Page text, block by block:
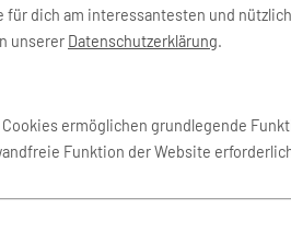
2026-25. Aug. 2026
für dich am interessantesten und
unserer Datenschutzerklärung.
Cookies ermöglichen grundlegende
Funktion der Website